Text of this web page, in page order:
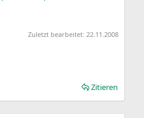
Zuletzt bearbeitet: 22.11.2008
Zitieren